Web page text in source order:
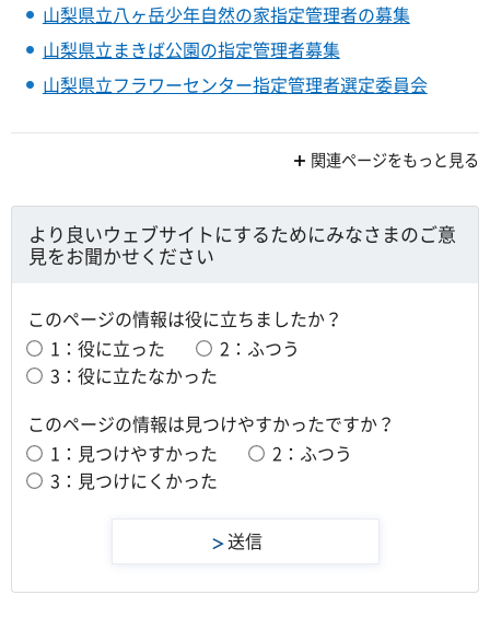
山梨県立八ヶ岳少年自然の家指定管理者の募集
山梨県立まきば公園の指定管理者募集
山梨県立フラワーセンター指定管理者選定委員会
関連ページをもっと見る
より良いウェブサイトにするためにみなさまのご意
見をお聞かせください
このページの情報は役に立ちましたか？
1：役に立った
2：ふつう
3：役に立たなかった
このページの情報は見つけやすかったですか？
1：見つけやすかった
2：ふつう
3：見つけにくかった